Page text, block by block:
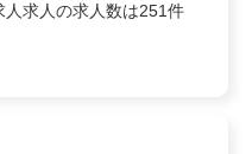
求人の求人数は251件